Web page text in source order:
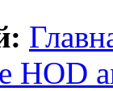
HOD